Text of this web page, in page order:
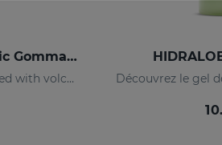
ABRADERMOL Volcanic Gommage Exfoliant 250 Ml.
Exfoliating scrub formulated with volcanic rock.